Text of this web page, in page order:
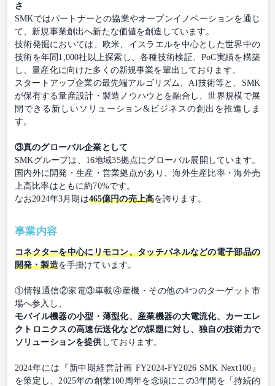
さ
SMKではパートナーとの協業やオープンイノベーションを通じ
て、新規事業創出へ新たな価値を創造しています。
技術発掘においては、欧米、イスラエルを中心とした世界中の
技術を年間1,000社以上探索し、各種技術検証、PoC実績を構築
し、量産化に向けた多くの新規事業を輩出しております。
スタートアップ企業の最先端アルゴリズム、AI技術等と、SMK
が保有する量産設計・製造ノウハウとを融合し、世界規模で展
開できる新しいソリューション&ビジネスの創出を推進しま
す。
③真のグローバル企業として
SMKグループは、16地域35拠点にグローバル展開しています。
国内外に開発・生産・営業拠点があり、海外生産比率・海外売
上高比率はともに約70%です。
なお2024年3月期は465億円の売上高を誇ります。
事業内容
コネクターを中心にリモコン、タッチパネルなどの電子部品の
開発・製造を手掛けています。
①情報通信②家電③車載④産機・その他の4つのターゲット市
場へ参入し、
モバイル機器の小型・薄型化、産業機器の大電流化、カーエレ
クトロニクスの高速伝送化などの課題に対し、独自の技術力で
ソリューションを提供 しております。
2024年には『新中期経営計画 FY2024-FY2026 SMK Next100』
を策定し、2025年の創業100周年を念頭にこの3年間を「持続的